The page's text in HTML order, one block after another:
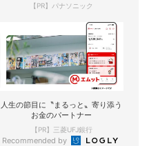
【PR】パナソニック
人生の節目に〝まるっと〟寄り添う
お金のパートナー
【PR】三菱UFJ銀行
Recommended by